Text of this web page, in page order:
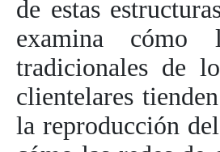
de estas
examina cómo
tradicionales de
clientelares
la reproducción del